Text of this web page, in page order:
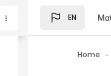
EN
Home